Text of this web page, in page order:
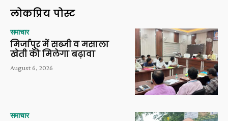
लोकप्रिय पोस्ट
समाचार
मिर्जापुर में सब्जी व मसाला
खेती को मिलेगा बढ़ावा
August 6, 2026
समाचार